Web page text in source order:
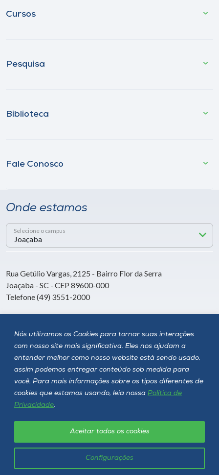
Nós utilizamos os Cookies para tornar suas interações
com nosso site mais significativa. Eles nos ajudam a
entender melhor como nosso website está sendo usado,
assim podemos entregar conteúdo sob medida para
você. Para mais informações sobre os tipos diferentes de
cookies que estamos usando, leia nossa Política de
Privacidade.
Configurações
Aceitar todos os cookies
Cursos
Pesquisa
Biblioteca
Fale Conosco
Onde estamos
Selecione o campus
Rua Getúlio Vargas, 2125 - Bairro Flor da Serra
Joaçaba - SC - CEP 89600-000
Telefone (49) 3551-2000
Siga a Unoesc
Unoesc © 2026 - Todos os direitos reservados
Política de privacidade LGPD